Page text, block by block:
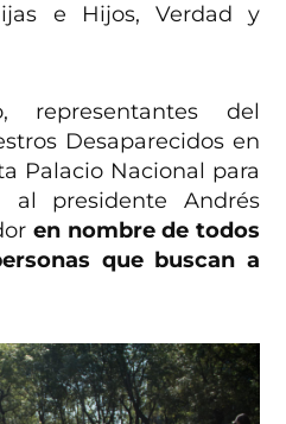
e Hijos, Verdad y
representantes del
Desaparecidos en
Palacio Nacional para
al presidente Andrés
en nombre de todos
que buscan a